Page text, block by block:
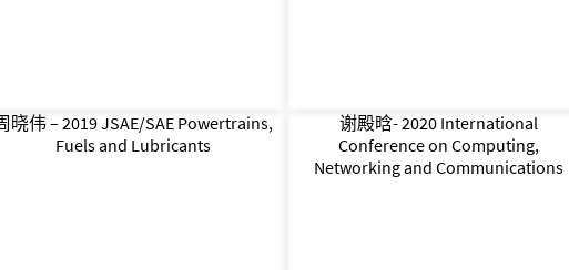
晓伟 – 2019 JSAE/SAE Powertrains,
Fuels and Lubricants
谢殿晗- 2020 International
Conference on Computing,
Networking and Communications